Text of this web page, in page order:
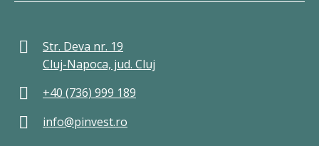
Str. Deva nr. 19
Cluj-Napoca, jud. Cluj
+40 (736) 999 189
info@pinvest.ro